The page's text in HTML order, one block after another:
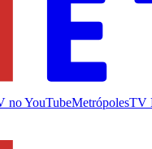
noYouTubeMetrópolesTV